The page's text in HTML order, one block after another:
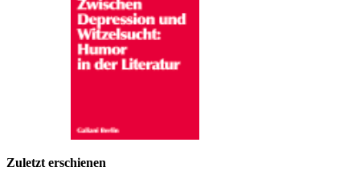
Zuletzt erschienen